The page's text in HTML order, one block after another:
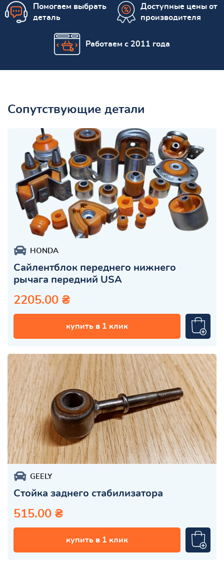
Помогаем выбрать
деталь
Доступные цены от
производителя
Работаем с 2011 года
Сопутствующие детали
HONDA
Сайлентблок переднего нижнего
рычага передний USA
2205.00 ₴
купить в 1 клик
GEELY
Стойка заднего стабилизатора
515.00 ₴
купить в 1 клик